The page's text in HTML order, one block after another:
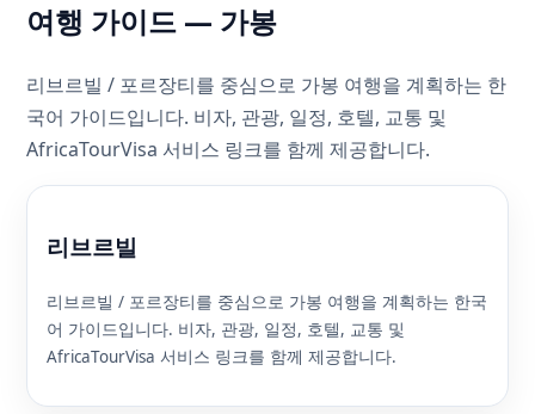
여행 가이드 — 가봉
리브르빌 / 포르장티를 중심으로 가봉 여행을 계획하는 한
국어 가이드입니다. 비자, 관광, 일정, 호텔, 교통 및
AfricaTourVisa 서비스 링크를 함께 제공합니다.
리브르빌
리브르빌 / 포르장티를 중심으로 가봉 여행을 계획하는 한국
어 가이드입니다. 비자, 관광, 일정, 호텔, 교통 및
AfricaTourVisa 서비스 링크를 함께 제공합니다.